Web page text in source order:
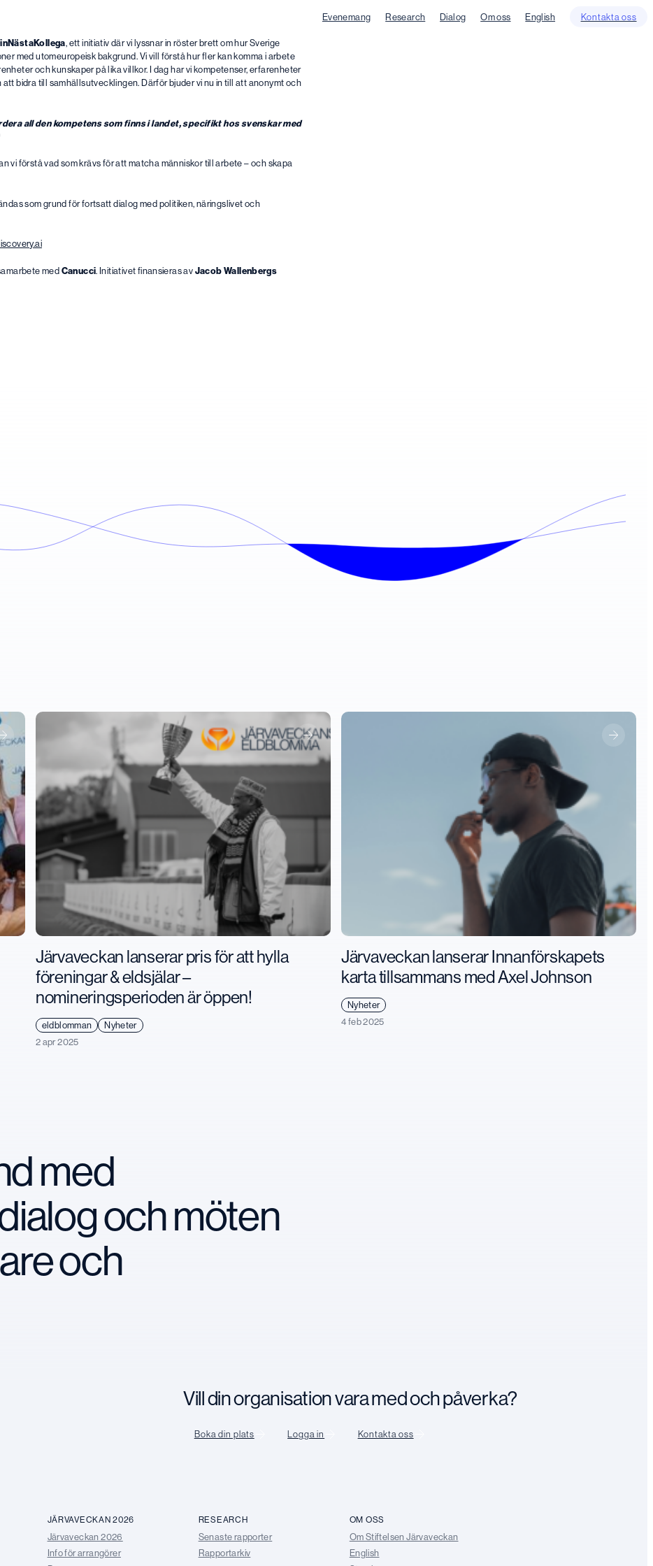
Evenemang Research Dialog Om oss English Kontakta oss
, ett initiativ där vi lyssnar in röster brett om hur Sverige
med utomeuropeisk bakgrund. Vi vill förstå hur fler kan komma i arbete
och kunskaper på lika villkor. I dag har vi kompetenser, erfarenheter
bidra till samhällsutvecklingen. Därför bjuder vi nu in till att anonymt och
all den kompetens som finns i landet, specifikt hos svenskar med
vi förstå vad som krävs för att matcha människor till arbete – och skapa
som grund för fortsatt dialog med politiken, näringslivet och
medCanucci. Initiativet finansieras avJacob Wallenbergs
Järvaveckan lanserar pris för att hylla
föreningar & eldsjälar –
nomineringsperioden är öppen!
eldblomman
Nyheter
2 apr 2025
Järvaveckan lanserar Innanförskapets
karta tillsammans med Axel Johnson
Nyheter
4 feb 2025
med
och möten
och
Vill din organisation vara med och påverka?
Boka din plats Logga in Kontakta oss
JÄRVAVECKAN 2026
Järvaveckan 2026
Info för arrangörer
RESEARCH
Senaste rapporter
Rapportarkiv
OM OSS
Om Stiftelsen Järvaveckan
English